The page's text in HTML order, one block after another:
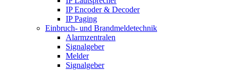
IP Encoder & Decoder
IP Paging
Einbruch- und Brandmeldetechnik
Alarmzentralen
Signalgeber
Melder
Signalgeber